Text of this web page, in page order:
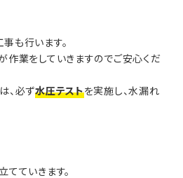
も行います。
作業をしていきますのでご安心くだ
、必ず水圧テストを実施し、水漏れ
ていきます。